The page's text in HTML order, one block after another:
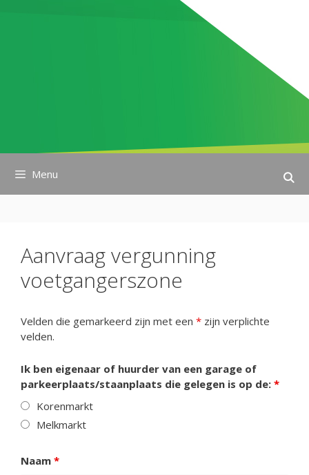
Menu
Aanvraag vergunning
voetgangerszone
Velden die gemarkeerd zijn met een * zijn verplichte
velden.
Ik ben eigenaar of huurder van een garage of
parkeerplaats/staanplaats die gelegen is op de: *
Korenmarkt
Melkmarkt
Naam *